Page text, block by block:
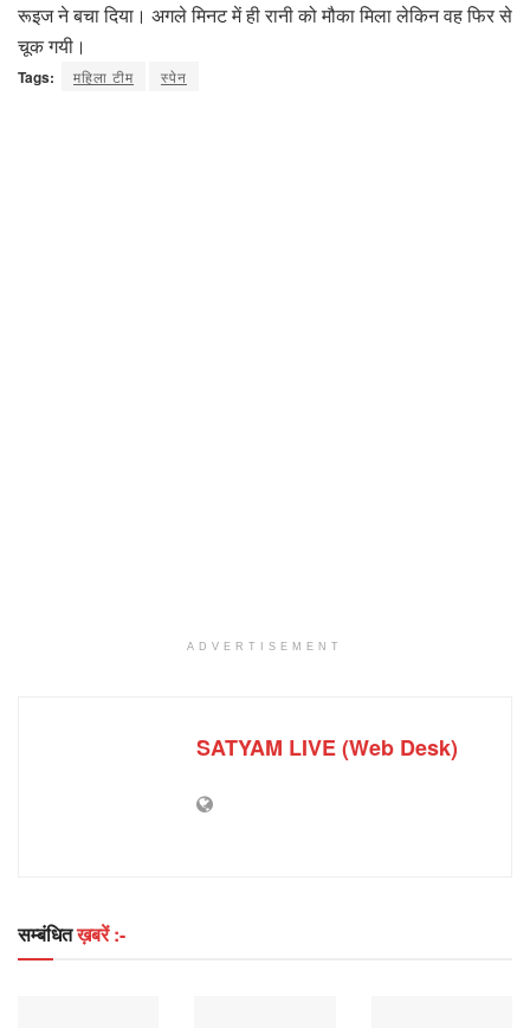
रूइज ने बचा दिया। अगले मिनट में ही रानी को मौका मिला लेकिन वह फिर से
चूक गयी।
Tags: महिला टीम स्पेन
ADVERTISEMENT
SATYAM LIVE (Web Desk)
सम्बंधितख़बरें :-